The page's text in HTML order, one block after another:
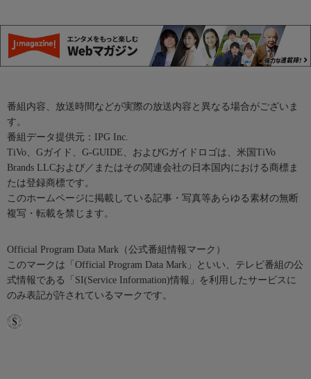
番組内容、放送時間などが実際の放送内容と異なる場合がございま
す。
番組データ提供元：IPG Inc.
TiVo、Gガイド、G-GUIDE、およびGガイドロゴは、米国TiVo
Brands LLCおよび／またはその関連会社の日本国内における商標ま
たは登録商標です。
このホームページに掲載している記事・写真等あらゆる素材の無断
複写・転載を禁じます。
Official Program Data Mark（公式番組情報マーク）
このマークは「Official Program Data Mark」といい、テレビ番組の公
式情報である「SI(Service Information)情報」を利用したサービスに
のみ表記が許されているマークです。